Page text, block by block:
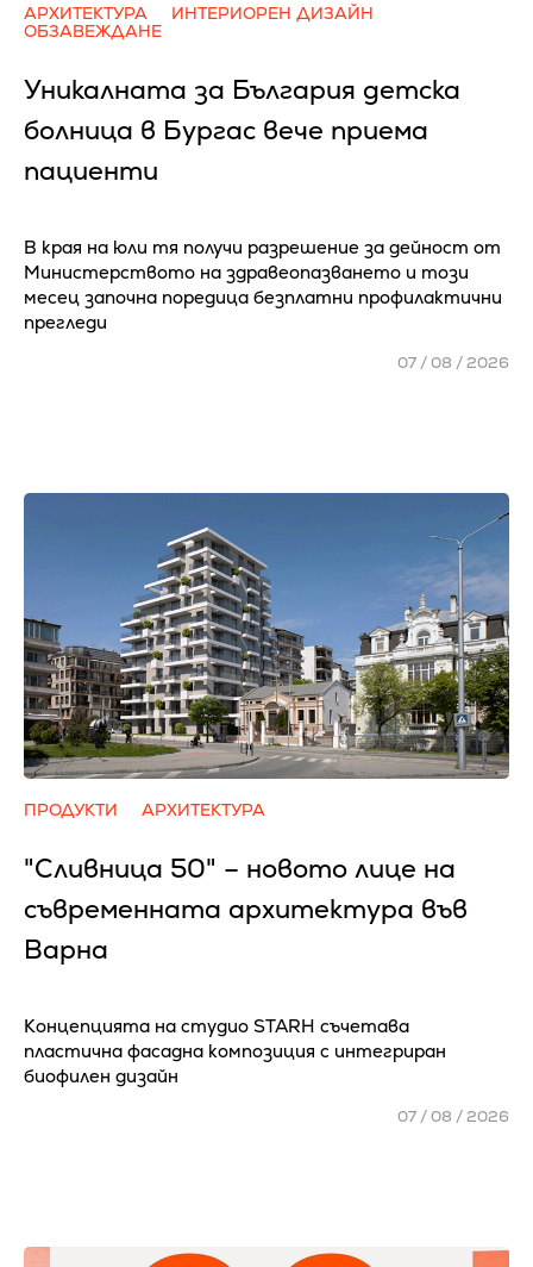
АРХИТЕКТУРА
ИНТЕРИОРЕН ДИЗАЙН
ОБЗАВЕЖДАНЕ
Уникалната за България детска
болница в Бургас вече приема
пациенти
В края на юли тя получи разрешение за дейност от
Министерството на здравеопазването и този
месец започна поредица безплатни профилактични
прегледи
07 / 08 / 2026
ПРОДУКТИ АРХИТЕКТУРА
"Сливница 50" – новото лице на
съвременната архитектура във
Варна
Концепцията на студио STARH съчетава
пластична фасадна композиция с интегриран
биофилен дизайн
07 / 08 / 2026